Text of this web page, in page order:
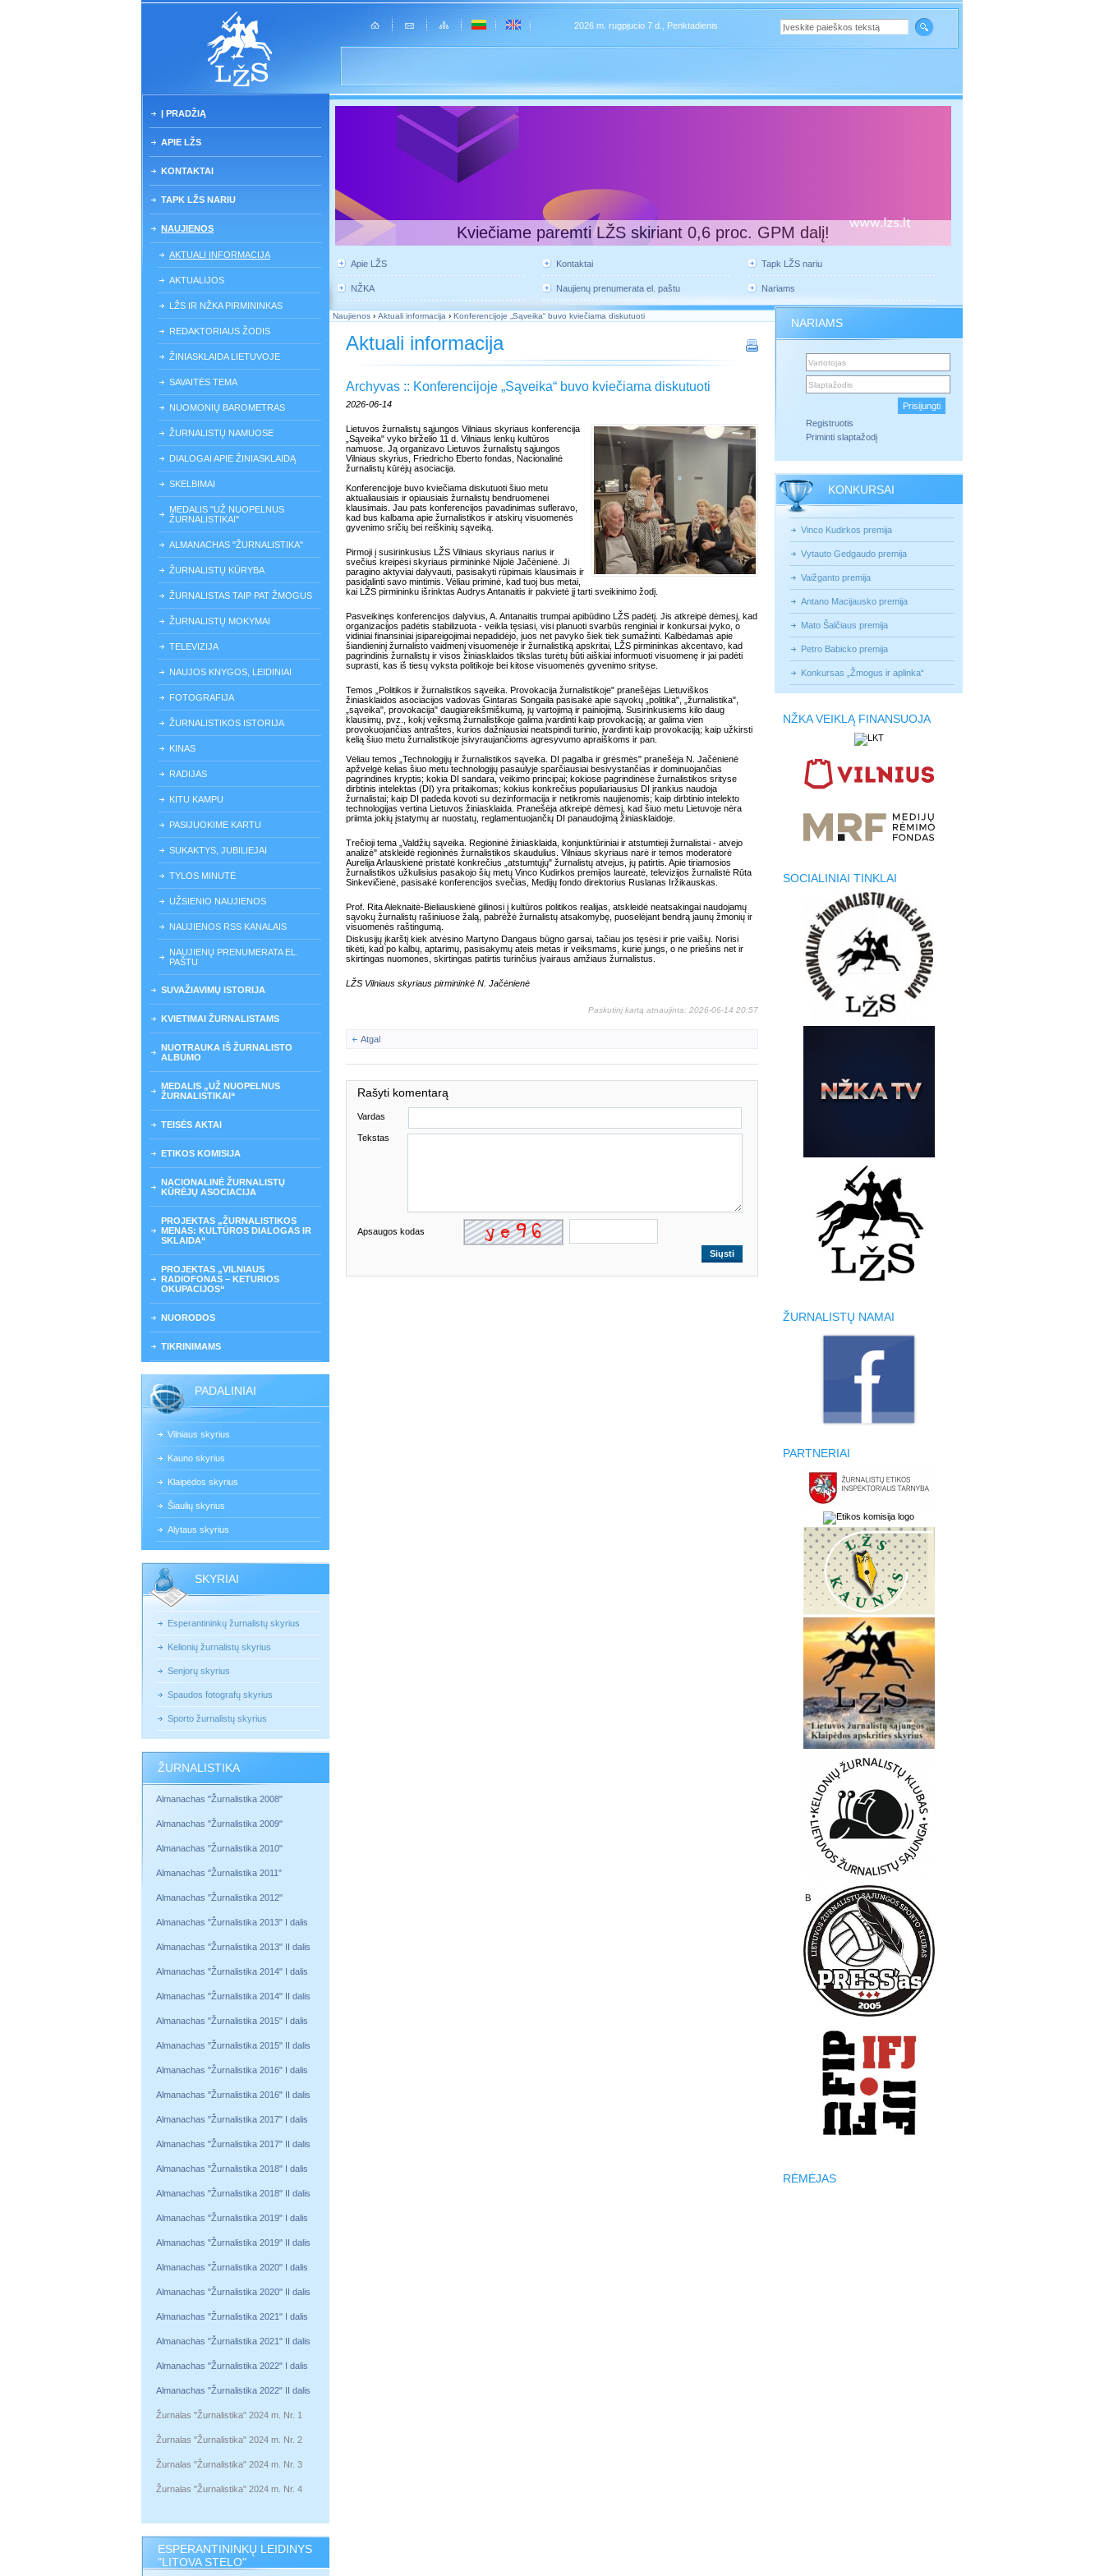
2026 m. rugpjucio 7 d., Penktadienis
Į PRADŽIĄ
APIE LŽS
KONTAKTAI
TAPK LŽS NARIU
NAUJIENOS
AKTUALI INFORMACIJA
AKTUALIJOS
LŽS IR NŽKA PIRMININKAS
REDAKTORIAUS ŽODIS
ŽINIASKLAIDA LIETUVOJE
SAVAITĖS TEMA
NUOMONIŲ BAROMETRAS
ŽURNALISTŲ NAMUOSE
DIALOGAI APIE ŽINIASKLAIDĄ
SKELBIMAI
MEDALIS "UŽ NUOPELNUS
ŽURNALISTIKAI"
ALMANACHAS "ŽURNALISTIKA"
ŽURNALISTŲ KŪRYBA
ŽURNALISTAS TAIP PAT ŽMOGUS
ŽURNALISTŲ MOKYMAI
TELEVIZIJA
NAUJOS KNYGOS, LEIDINIAI
FOTOGRAFIJA
ŽURNALISTIKOS ISTORIJA
KINAS
RADIJAS
KITU KAMPU
PASIJUOKIME KARTU
SUKAKTYS, JUBILIEJAI
TYLOS MINUTĖ
UŽSIENIO NAUJIENOS
NAUJIENOS RSS KANALAIS
NAUJIENŲ PRENUMERATA EL.
PAŠTU
SUVAŽIAVIMŲ ISTORIJA
KVIETIMAI ŽURNALISTAMS
NUOTRAUKA IŠ ŽURNALISTO
ALBUMO
MEDALIS „UŽ NUOPELNUS
ŽURNALISTIKAI“
TEISĖS AKTAI
ETIKOS KOMISIJA
NACIONALINĖ ŽURNALISTŲ
KŪRĖJŲ ASOCIACIJA
PROJEKTAS „ŽURNALISTIKOS
MENAS: KULTŪROS DIALOGAS IR
SKLAIDA“
PROJEKTAS „VILNIAUS
RADIOFONAS – KETURIOS
OKUPACIJOS“
NUORODOS
TIKRINIMAMS
PADALINIAI
Vilniaus skyrius
Kauno skyrius
Klaipėdos skyrius
Šiaulių skyrius
Alytaus skyrius
SKYRIAI
Esperantininkų žurnalistų skyrius
Kelionių žurnalistų skyrius
Senjorų skyrius
Spaudos fotografų skyrius
Sporto žurnalistų skyrius
ŽURNALISTIKA
Almanachas "Žurnalistika 2008"
Almanachas "Žurnalistika 2009"
Almanachas "Žurnalistika 2010"
Almanachas "Žurnalistika 2011"
Almanachas "Žurnalistika 2012"
Almanachas "Žurnalistika 2013" I dalis
Almanachas "Žurnalistika 2013" II dalis
Almanachas "Žurnalistika 2014" I dalis
Almanachas "Žurnalistika 2014" II dalis
Almanachas "Žurnalistika 2015" I dalis
Almanachas "Žurnalistika 2015" II dalis
Almanachas "Žurnalistika 2016" I dalis
Almanachas "Žurnalistika 2016" II dalis
Almanachas "Žurnalistika 2017" I dalis
Almanachas "Žurnalistika 2017" II dalis
Almanachas "Žurnalistika 2018" I dalis
Almanachas "Žurnalistika 2018" II dalis
Almanachas "Žurnalistika 2019" I dalis
Almanachas "Žurnalistika 2019" II dalis
Almanachas "Žurnalistika 2020" I dalis
Almanachas "Žurnalistika 2020" II dalis
Almanachas "Žurnalistika 2021" I dalis
Almanachas "Žurnalistika 2021" II dalis
Almanachas "Žurnalistika 2022" I dalis
Almanachas "Žurnalistika 2022" II dalis
Žurnalas "Žurnalistika" 2024 m. Nr. 1
Žurnalas "Žurnalistika" 2024 m. Nr. 2
Žurnalas "Žurnalistika" 2024 m. Nr. 3
Žurnalas "Žurnalistika" 2024 m. Nr. 4
ESPERANTININKŲ LEIDINYS
"LITOVA STELO"
Kviečiame paremti LŽS skiriant 0,6 proc. GPM dalį!
Apie LŽS Kontaktai Tapk LŽS nariu
NŽKA Naujienų prenumerata el. paštu Nariams
Naujienos › Aktuali informacija › Konferencijoje „Sąveika“ buvo kviečiama diskutuoti
Aktuali informacija
Archyvas :: Konferencijoje „Sąveika“ buvo kviečiama diskutuoti
2026-06-14
Lietuvos žurnalistų sąjungos Vilniaus skyriaus konferencija
„Sąveika" vyko birželio 11 d. Vilniaus lenkų kultūros
namuose. Ją organizavo Lietuvos žurnalistų sąjungos
Vilniaus skyrius, Friedricho Eberto fondas, Nacionalinė
žurnalistų kūrėjų asociacija.
Konferencijoje buvo kviečiama diskutuoti šiuo metu
aktualiausiais ir opiausiais žurnalistų bendruomenei
klausimais. Jau pats konferencijos pavadinimas sufleravo,
kad bus kalbama apie žurnalistikos ir atskirų visuomenės
gyvenimo sričių bei reiškinių sąveiką.
Pirmoji į susirinkusius LŽS Vilniaus skyriaus narius ir
svečius kreipėsi skyriaus pirmininkė Nijolė Jačėnienė. Ji
paragino aktyviai dalyvauti, pasisakyti rūpimais klausimais ir
pasidalinti savo mintimis. Vėliau priminė, kad tuoj bus metai,
kai LŽS pirmininku išrinktas Audrys Antanaitis ir pakvietė jį tarti sveikinimo žodį.
Pasveikinęs konferencijos dalyvius, A. Antanaitis trumpai apibūdino LŽS padėtį. Jis atkreipė dėmesį, kad
organizacijos padėtis stabilizuota - veikla tęsiasi, visi planuoti svarbūs renginiai ir konkursai įvyko, o
vidiniai finansiniai įsipareigojimai nepadidėjo, juos net pavyko šiek tiek sumažinti. Kalbėdamas apie
šiandieninį žurnalisto vaidmenį visuomenėje ir žurnalistiką apskritai, LŽS pirmininkas akcentavo, kad
pagrindinis žurnalistų ir visos žiniasklaidos tikslas turėtų būti aiškiai informuoti visuomenę ir jai padėti
suprasti, kas iš tiesų vyksta politikoje bei kitose visuomenės gyvenimo srityse.
Temos „Politikos ir žurnalistikos sąveika. Provokacija žurnalistikoje" pranešėjas Lietuviškos
žiniasklaidos asociacijos vadovas Gintaras Songaila pasisakė apie sąvokų „politika", „žurnalistika",
„sąveika", provokacija" daugiareikšmiškumą, jų vartojimą ir painiojimą. Susirinkusiems kilo daug
klausimų, pvz., kokį veiksmą žurnalistikoje galima įvardinti kaip provokaciją; ar galima vien
provokuojančias antraštes, kurios dažniausiai neatspindi turinio, įvardinti kaip provokaciją; kaip užkirsti
kelią šiuo metu žurnalistikoje įsivyraujančioms agresyvumo apraiškoms ir pan.
Vėliau temos „Technologijų ir žurnalistikos sąveika. DI pagalba ir grėsmės" pranešėja N. Jačėnienė
apžvelgė kelias šiuo metu technologijų pasaulyje sparčiausiai besivystančias ir dominuojančias
pagrindines kryptis; kokia DI sandara, veikimo principai; kokiose pagrindinėse žurnalistikos srityse
dirbtinis intelektas (DI) yra pritaikomas; kokius konkrečius populiariausius DI įrankius naudoja
žurnalistai; kaip DI padeda kovoti su dezinformacija ir netikromis naujienomis; kaip dirbtinio intelekto
technologijas vertina Lietuvos žiniasklaida. Pranešėja atkreipė dėmesį, kad šiuo metu Lietuvoje nėra
priimta jokių įstatymų ar nuostatų, reglamentuojančių DI panaudojimą žiniasklaidoje.
Trečioji tema „Valdžių sąveika. Regioninė žiniasklaida, konjunktūriniai ir atstumtieji žurnalistai - atvejo
analizė" atskleidė regioninės žurnalistikos skaudulius. Vilniaus skyriaus narė ir temos moderatorė
Aurelija Arlauskienė pristatė konkrečius „atstumtųjų" žurnalistų atvejus, jų patirtis. Apie tiriamosios
žurnalistikos užkulisius pasakojo šių metų Vinco Kudirkos premijos laureatė, televizijos žurnalistė Rūta
Sinkevičienė, pasisakė konferencijos svečias, Medijų fondo direktorius Ruslanas Iržikauskas.
Prof. Rita Aleknaitė-Bieliauskienė gilinosi į kultūros politikos realijas, atskleidė neatsakingai naudojamų
sąvokų žurnalistų rašiniuose žalą, pabrėžė žurnalistų atsakomybę, puoselėjant bendrą jaunų žmonių ir
visuomenės raštingumą.
Diskusijų įkarštį kiek atvėsino Martyno Dangaus būgno garsai, tačiau jos tęsėsi ir prie vaišių. Norisi
tikėti, kad po kalbų, aptarimų, pasisakymų ateis metas ir veiksmams, kurie jungs, o ne priešins net ir
skirtingas nuomones, skirtingas patirtis turinčius įvairaus amžiaus žurnalistus.
LŽS Vilniaus skyriaus pirmininkė N. Jačėnienė
Paskutinį kartą atnaujinta: 2026-06-14 20:57
Atgal
Rašyti komentarą
Vardas
Tekstas
Apsaugos kodas
NARIAMS
Registruotis
Priminti slaptažodį
KONKURSAI
Vinco Kudirkos premija
Vytauto Gedgaudo premija
Vaižganto premija
Antano Macijausko premija
Mato Šalčiaus premija
Petro Babicko premija
Konkursas „Žmogus ir aplinka“
NŽKA VEIKLĄ FINANSUOJA
SOCIALINIAI TINKLAI
ŽURNALISTŲ NAMAI
PARTNERIAI
RĖMĖJAS